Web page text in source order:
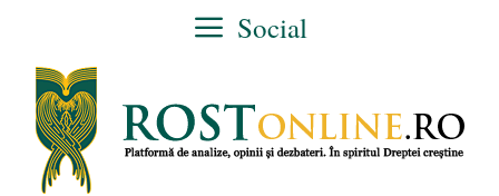
conținut
Social